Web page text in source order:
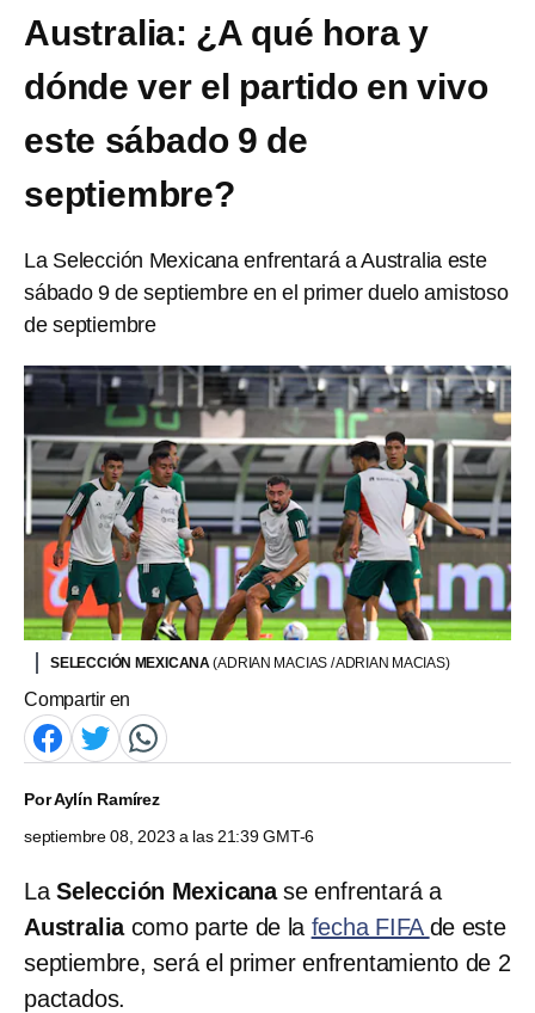
Australia: ¿A qué hora y
dónde ver el partido en vivo
este sábado 9 de
septiembre?
La Selección Mexicana enfrentará a Australia este
sábado 9 de septiembre en el primer duelo amistoso
de septiembre
SELECCIÓN MEXICANA(ADRIAN MACIAS / ADRIAN MACIAS)
Compartir en
PorAylín Ramírez
septiembre 08, 2023 a las 21:39 GMT-6
La Selección Mexicanase enfrentará a
Australiacomo parte de la fecha FIFA de este
septiembre, será el primer enfrentamiento de 2
pactados.